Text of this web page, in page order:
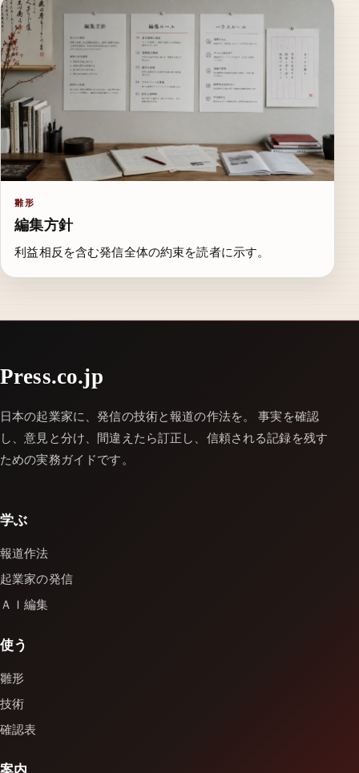
雛形
編集方針
利益相反を含む発信全体の約束を読者に示す。
Press.co.jp
日本の起業家に、発信の技術と報道の作法を。 事実を確認
し、意見と分け、間違えたら訂正し、信頼される記録を残す
ための実務ガイドです。
学ぶ
報道作法
起業家の発信
ＡＩ編集
使う
雛形
技術
確認表